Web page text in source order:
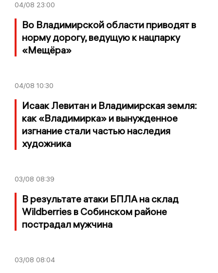
04/08 23:00
Во Владимирской области приводят в
норму дорогу, ведущую к нацпарку
«Мещёра»
04/08 10:30
Исаак Левитан и Владимирская земля:
как «Владимирка» и вынужденное
изгнание стали частью наследия
художника
03/08 08:39
В результате атаки БПЛА на склад
Wildberries в Собинском районе
пострадал мужчина
03/08 08:04